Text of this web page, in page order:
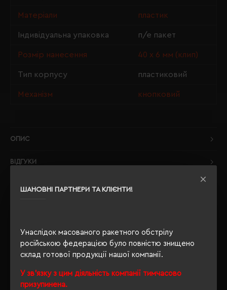
ШАНОВНІ ПАРТНЕРИ ТА КЛІЄНТИ!
Унаслідок масованого ракетного обстрілу
російською федерацією було повністю знищено
склад готової продукції нашої компанії.
У зв'язку з цим діяльність компанії тимчасово
призупинена.
Матеріали пластик
Індивідуальна упаковка п/е пакет
Розмір нанесення 40 х 6 мм (клип)
Тип корпусу пластиковий
Механізм кнопковий
ОПИС
ВІДГУКИ